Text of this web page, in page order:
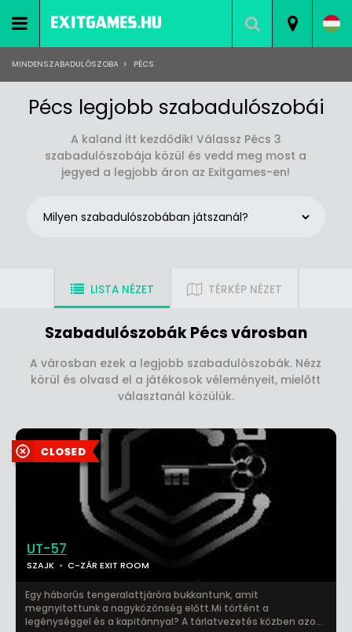
MINDENSZABADULÓSZOBA > PÉCS
Pécs legjobb szabadulószobái
A kaland itt kezdődik! Válassz Pécs 3
szabadulószobája közül és vedd meg most a
jegyed a legjobb áron az Exitgames-en!
LISTA NÉZET TÉRKÉP NÉZET
Szabadulószobák Pécs városban
A városban ezek a legjobb szabadulószobák. Nézz
körül és olvasd el a játékosok véleményeit, mielőtt
választanál közülük.
UT-57
SZAJK C-ZÁR EXIT ROOM
Egy háborús tengeralattjáróra bukkantunk, amit
megnyitottunk a nagyközönség előtt.Mi történt a
legénységgel és a kapitánnyal? A tárlatvezetés közben azo...